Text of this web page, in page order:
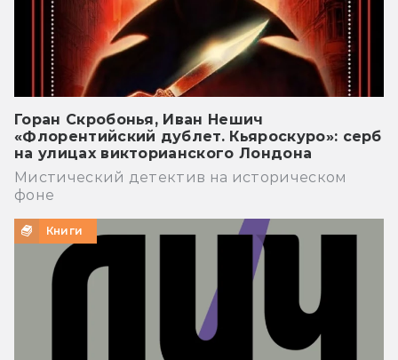
Горан Скробонья, Иван Нешич
«Флорентийский дублет. Кьяроскуро»: серб
на улицах викторианского Лондона
Мистический детектив на историческом
фоне
Книги